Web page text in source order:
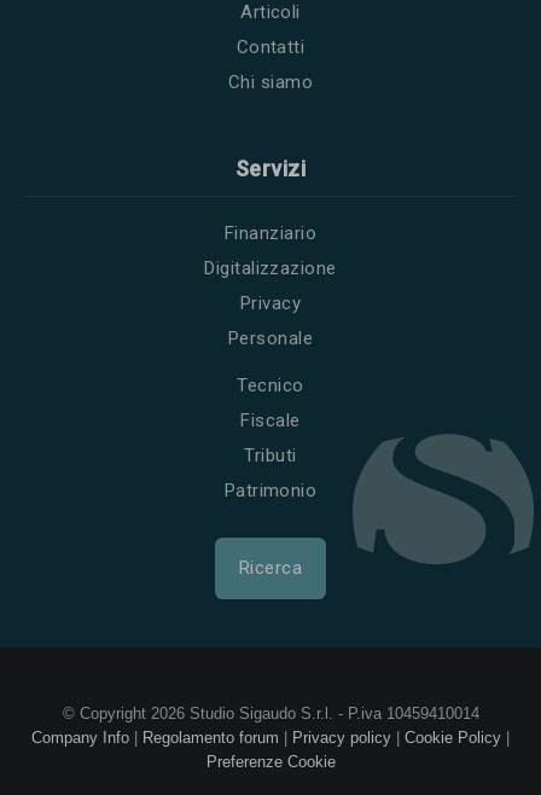
Articoli
Contatti
Chi siamo
Servizi
Finanziario
Digitalizzazione
Privacy
Personale
Tecnico
Fiscale
Tributi
Patrimonio
Ricerca
© Copyright 2026 Studio Sigaudo S.r.l. - P.iva 10459410014
Company Info
Regolamento forum Privacy policy Cookie Policy
Preferenze Cookie